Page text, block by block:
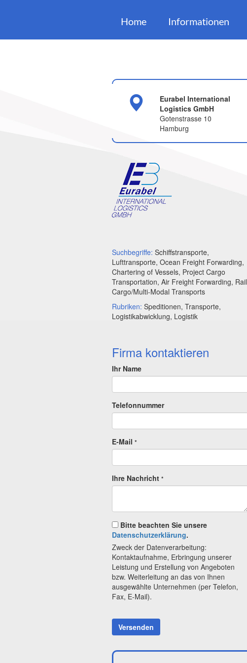
Home Informationen
Eurabel International
Logistics GmbH
Gotenstrasse 10
Hamburg
Suchbegriffe: Schiffstransporte,
Lufttransporte, Ocean Freight Forwarding,
Chartering of Vessels, Project Cargo
Transportation, Air Freight Forwarding, Rail
Cargo/Multi-Modal Transports
Rubriken: Speditionen, Transporte,
Logistikabwicklung, Logistik
Firma kontaktieren
Ihr Name
Telefonnummer
E-Mail *
Ihre Nachricht *
Bitte beachten Sie unsere
Datenschutzerklärung.
Zweck der Datenverarbeitung:
Kontaktaufnahme, Erbringung unserer
Leistung und Erstellung von Angeboten
bzw. Weiterleitung an das von Ihnen
ausgewählte Unternehmen (per Telefon,
Fax, E-Mail).
Versenden